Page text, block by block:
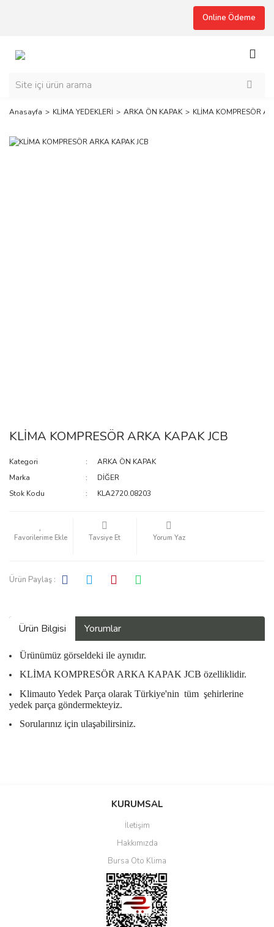
Online Ödeme
Anasayfa KLİMA YEDEKLERİ ARKA ÖN KAPAK KLİMA KOMPRESÖR
KLİMA KOMPRESÖR ARKA KAPAK JCB
Kategori
ARKA ÖN KAPAK
Marka
DİĞER
Stok Kodu
KLA2720.08203
Tavsiye Et Yorum Yaz
Ürün Paylaş :
Ürün Bilgisi Yorumlar
Ürünümüz görseldeki ile aynıdır.
KLİMA KOMPRESÖR ARKA KAPAK JCB özelliklidir.
Klimauto Yedek Parça olarak Türkiye'nin tüm şehirlerine
yedek parça göndermekteyiz.
Sorularınız için ulaşabilirsiniz.
Bu ürüne ilk yorumu siz yapın!
Yorum Yaz
KURUMSAL
İletişim
Hakkımızda
Bursa Oto Klima